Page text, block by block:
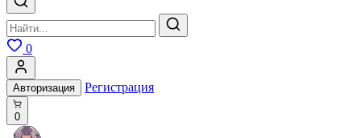
0
Авторизация Регистрация
0